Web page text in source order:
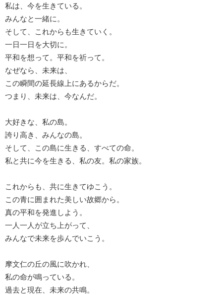
私は、今を生きている。
みんなと一緒に。
そして、これからも生きていく。
一日一日を大切に。
平和を想って。平和を祈って。
なぜなら、未来は、
この瞬間の延長線上にあるからだ。
つまり、未来は、今なんだ。
大好きな、私の島。
誇り高き、みんなの島。
そして、この島に生きる、すべての命。
私と共に今を生きる、私の友。私の家族。
これからも、共に生きてゆこう。
この青に囲まれた美しい故郷から。
真の平和を発進しよう。
一人一人が立ち上がって、
みんなで未来を歩んでいこう。
摩文仁の丘の風に吹かれ、
私の命が鳴っている。
過去と現在、未来の共鳴。